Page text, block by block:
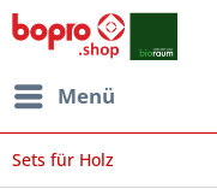
Menü
Sets für Holz